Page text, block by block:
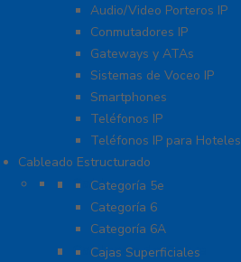
Audio/Video Porteros IP
Conmutadores IP
Gateways y ATAs
Sistemas de Voceo IP
Smartphones
Teléfonos IP
Teléfonos IP para Hoteles
Cableado Estructurado
Cable
Categoría 5e
Categoría 6
Categoría 6A
Cableado de Cobre
Cajas Superficiales